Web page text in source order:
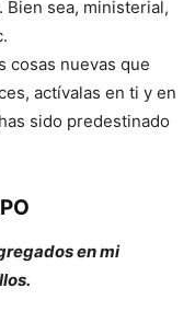
Bien sea, ministerial,
cosas nuevas que
actívalas en ti y en
sido predestinado
en mi